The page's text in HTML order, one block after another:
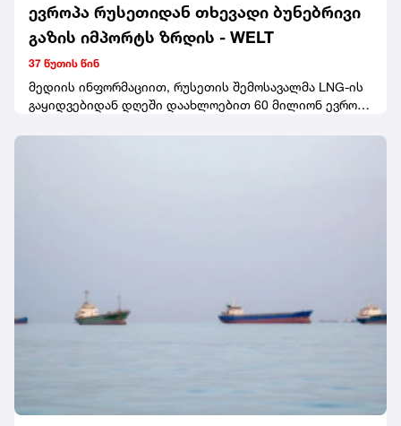
ევროპა რუსეთიდან თხევადი ბუნებრივი
გაზის იმპორტს ზრდის - WELT
37 წუთის წინ
მედიის ინფორმაციით, რუსეთის შემოსავალმა LNG-ის
გაყიდვებიდან დღეში დაახლოებით 60 მილიონ ევროს
მსხვილი იმპორტიორი იყო.WELT-ის ცნობითვე, ივნისში